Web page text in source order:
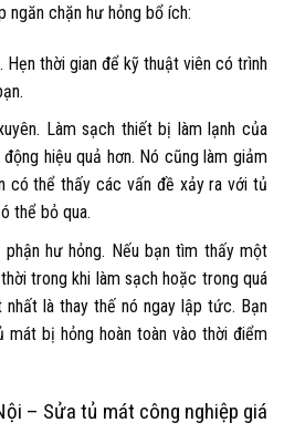
ngăn chặn hư hỏng bổ ích:
Hẹn thời gian để kỹ thuật viên có trình
Làm sạch thiết bị làm lạnh của
hiệu quả hơn. Nó cũng làm giảm
có thể thấy các vấn đề xảy ra với tủ
thể bỏ qua.
hư hỏng. Nếu bạn tìm thấy một
trong khi làm sạch hoặc trong quá
là thay thế nó ngay lập tức. Bạn
mát bị hỏng hoàn toàn vào thời điểm
– Sửa tủ mát công nghiệp giá